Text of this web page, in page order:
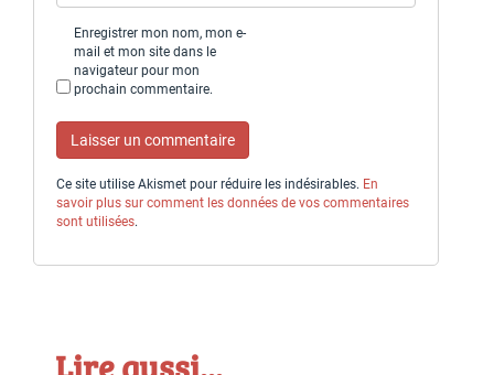
Enregistrer mon nom, mon e-
mail et mon site dans le
navigateur pour mon
prochain commentaire.
Ce site utilise Akismet pour réduire les indésirables. En
savoir plus sur comment les données de vos commentaires
sont utilisées.
Lire aussi...